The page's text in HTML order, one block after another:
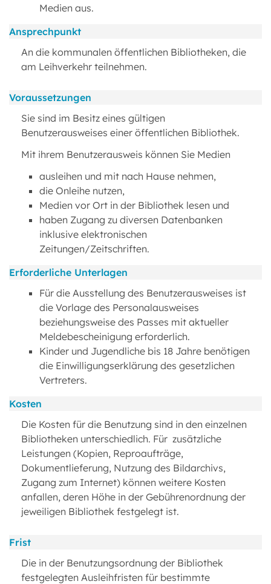
Medien aus.
Ansprechpunkt
An die kommunalen öffentlichen Bibliotheken, die
am Leihverkehr teilnehmen.
Voraussetzungen
Sie sind im Besitz eines gültigen
Benutzerausweises einer öffentlichen Bibliothek.
Mit ihrem Benutzerausweis können Sie Medien
ausleihen und mit nach Hause nehmen,
die Onleihe nutzen,
Medien vor Ort in der Bibliothek lesen und
haben Zugang zu diversen Datenbanken
inklusive elektronischen
Zeitungen/Zeitschriften.
Erforderliche Unterlagen
Für die Ausstellung des Benutzerausweises ist
die Vorlage des Personalausweises
beziehungsweise des Passes mit aktueller
Meldebescheinigung erforderlich.
Kinder und Jugendliche bis 18 Jahre benötigen
die Einwilligungserklärung des gesetzlichen
Vertreters.
Kosten
Die Kosten für die Benutzung sind in den einzelnen
Bibliotheken unterschiedlich. Für zusätzliche
Leistungen (Kopien, Reproaufträge,
Dokumentlieferung, Nutzung des Bildarchivs,
Zugang zum Internet) können weitere Kosten
anfallen, deren Höhe in der Gebührenordnung der
jeweiligen Bibliothek festgelegt ist.
Frist
Die in der Benutzungsordnung der Bibliothek
festgelegten Ausleihfristen für bestimmte